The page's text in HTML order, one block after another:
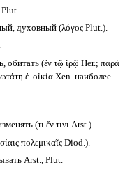
духовный (λόγος Plut.).
обитать (ἐν τῷ ἱρῷ Her.; παρά
ἐ. οἰκία Xen. наиболее
(τι ἔν τινι Arst.).
πολεμικαῖς Diod.).
Arst., Plut.